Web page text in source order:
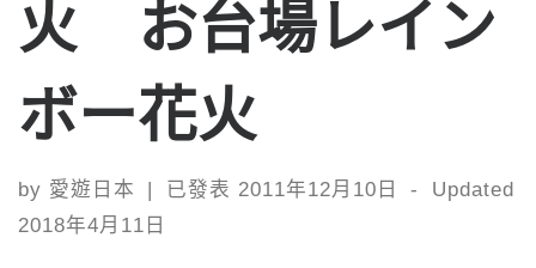
火 お台場レイン
ボー花火
by 愛遊日本 已發表 2011年12月10日 -
Updated
2018年4月11日